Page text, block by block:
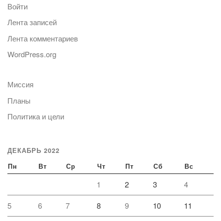
Войти
Лента записей
Лента комментариев
WordPress.org
Миссия
Планы
Политика и цели
ДЕКАБРЬ 2022
Пн Вт Ср Чт Пт Сб Вс
1 2 3 4
5 6 7 8 9 10 11